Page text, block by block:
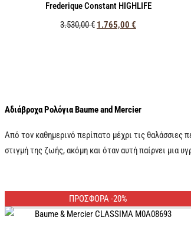
Frederique Constant HIGHLIFE
3.530,00€ 1.765,00 €
Αδιάβροχα Ρολόγια Baume and Mercier
Από τον καθημερινό περίπατο μέχρι τις θαλάσσιες
στιγμή της ζωής, ακόμη και όταν αυτή παίρνει μια
ΠΡΟΣΦΟΡΑ -20%